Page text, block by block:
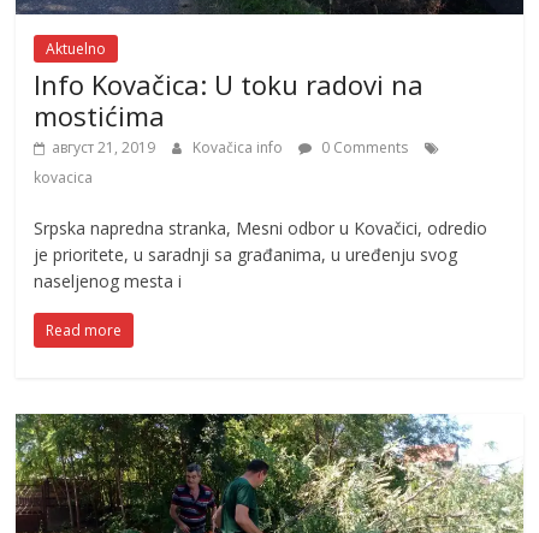
Aktuelno
Info Kovačica: U toku radovi na
mostićima
август 21, 2019 Kovačica info
0 Comments
kovacica
Srpska napredna stranka, Mesni odbor u Kovačici, odredio
je prioritete, u saradnji sa građanima, u uređenju svog
naseljenog mesta i
Read more